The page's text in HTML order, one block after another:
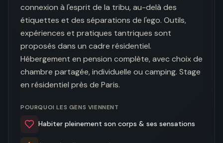
connexion à l'esprit de la tribu, au-delà des
étiquettes et des séparations de l'ego. Outils,
expériences et pratiques tantriques sont
proposés dans un cadre résidentiel.
Hébergement en pension complète, avec choix de
chambre partagée, individuelle ou camping. Stage
en résidentiel près de Paris.
POURQUOI LES GENS VIENNENT
Habiter pleinement son corps & ses sensations